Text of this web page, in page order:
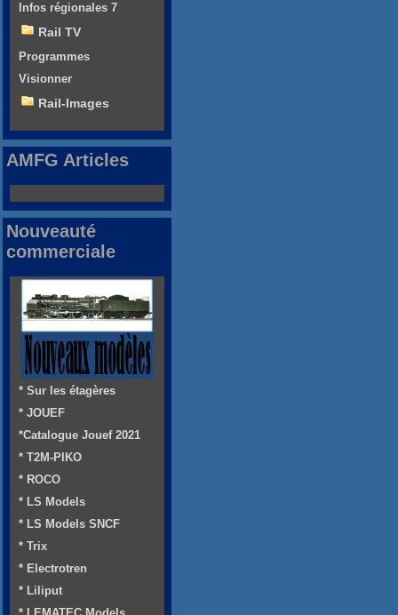
Infos régionales 7
Rail TV
Programmes
Visionner
Rail-Images
AMFG Articles
Nouveauté
commerciale
* Sur les étagères
* JOUEF
*Catalogue Jouef 2021
* T2M-PIKO
* ROCO
* LS Models
* LS Models SNCF
* Trix
* Electrotren
* Liliput